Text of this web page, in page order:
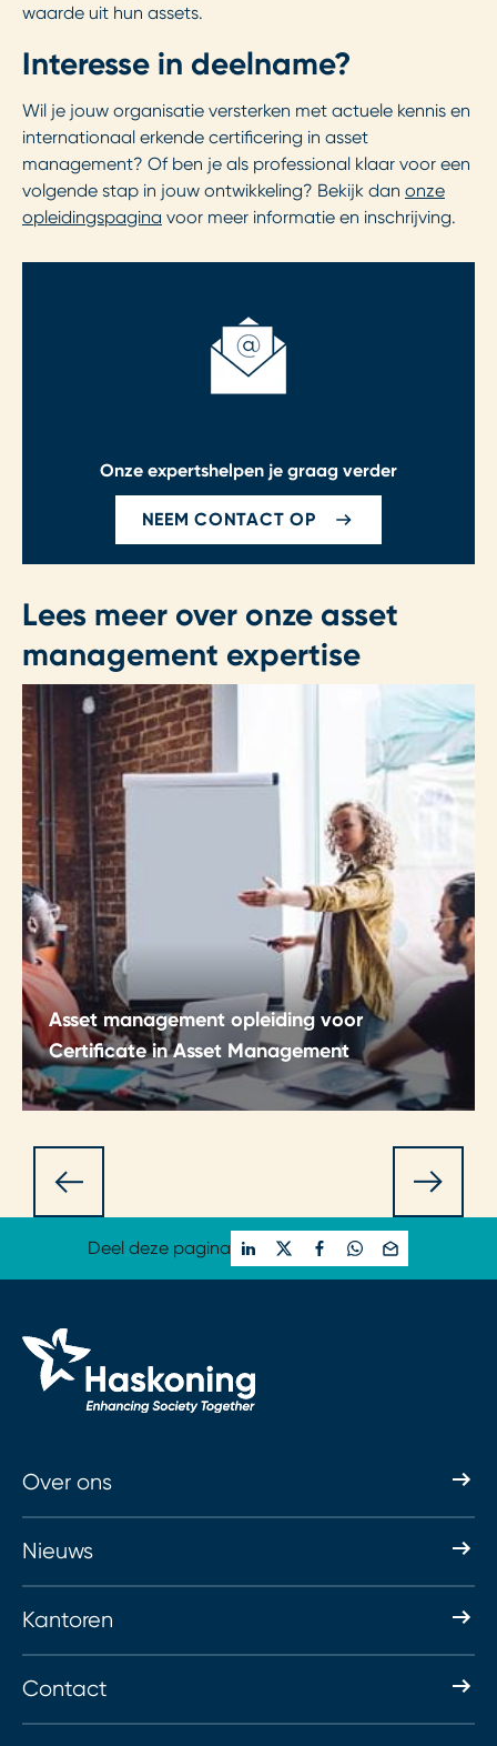
waarde uit hun assets.
Interesse in deelname?
Wil je jouw organisatie versterken met actuele kennis en
internationaal erkende certificering in asset
management? Of ben je als professional klaar voor een
volgende stap in jouw ontwikkeling? Bekijk dan onze
opleidingspagina voor meer informatie en inschrijving.
Onze expertshelpen je graag verder
NEEM CONTACT OP
Lees meer over onze asset
management expertise
Asset management opleiding voor
Certificate in Asset Management
De asset management opleiding vergroot je
als asset manager.
Deel deze pagina
Over ons
Nieuws
Kantoren
Contact